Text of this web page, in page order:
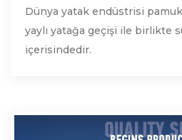
Dünya yatak endüstrisi
yaylı yatağa geçişi ile birlikte
içerisindedir.